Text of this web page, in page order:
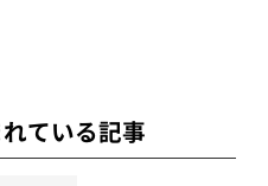
ている記事